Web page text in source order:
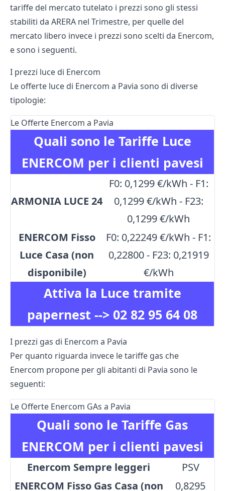
tariffe del mercato tutelato i prezzi sono gli stessi
stabiliti da ARERA nel Trimestre, per quelle del
mercato libero invece i prezzi sono scelti da Enercom,
e sono i seguenti.
I prezzi luce di Enercom
Le offerte luce di Enercom a Pavia sono di diverse
tipologie:
Le Offerte Enercom a Pavia
Attiva la Luce tramite
papernest --> 02 82 95 64 08
Quali sono le Tariffe Luce
ENERCOM per i clienti pavesi
ARMONIA LUCE 24
F0: 0,1299 €/kWh - F1:
0,1299 €/kWh - F23:
0,1299 €/kWh
ENERCOM Fisso
Luce Casa (non
disponibile)
F0: 0,22249 €/kWh - F1:
0,22800 - F23: 0,21919
€/kWh
I prezzi gas di Enercom a Pavia
Per quanto riguarda invece le tariffe gas che
Enercom propone per gli abitanti di Pavia sono le
seguenti:
Le Offerte Enercom GAs a Pavia
Quali sono le Tariffe Gas
ENERCOM per i clienti pavesi
Enercom Sempre leggeri
PSV
ENERCOM Fisso Gas Casa (non
0,8295